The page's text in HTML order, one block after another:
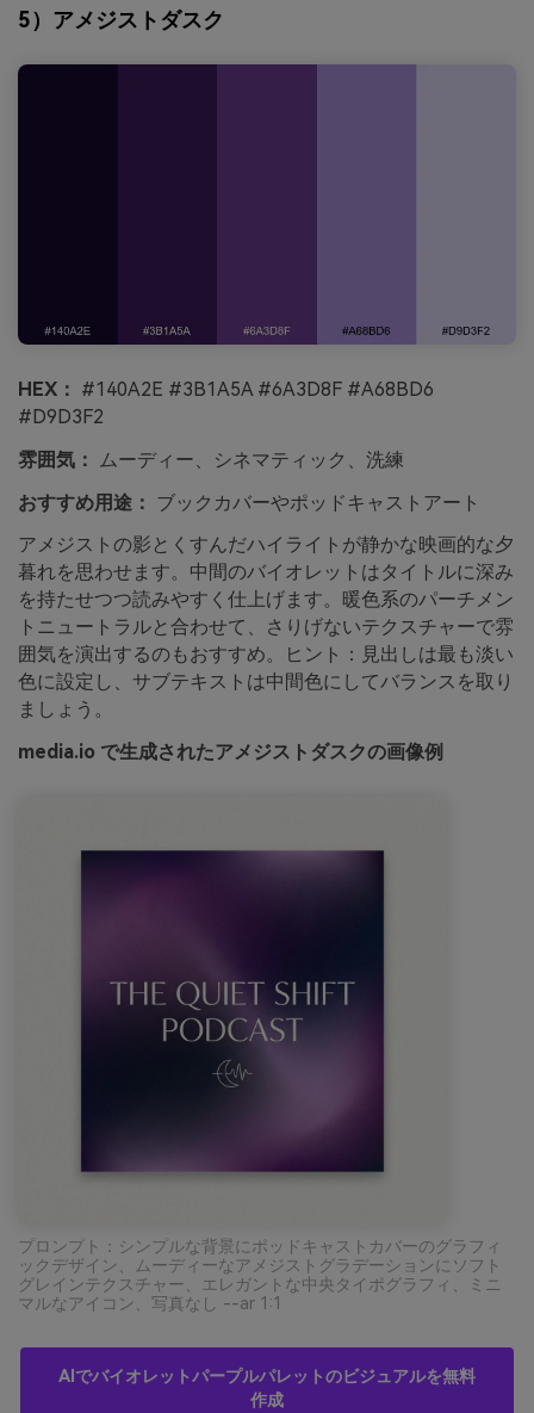
5）アメジストダスク
HEX： #140A2E #3B1A5A #6A3D8F #A68BD6
#D9D3F2
雰囲気：
ムーディー、シネマティック、洗練
おすすめ用途： ブックカバーやポッドキャストアート
アメジストの影とくすんだハイライトが静かな映画的な夕
暮れを思わせます。中間のバイオレットはタイトルに深み
を持たせつつ読みやすく仕上げます。暖色系のパーチメン
トニュートラルと合わせて、さりげないテクスチャーで雰
囲気を演出するのもおすすめ。ヒント：見出しは最も淡い
色に設定し、サブテキストは中間色にしてバランスを取り
ましょう。
media.io で生成されたアメジストダスクの画像例
プロンプト：シンプルな背景にポッドキャストカバーのグラフィ
ックデザイン、ムーディーなアメジストグラデーションにソフト
グレインテクスチャー、エレガントな中央タイポグラフィ、ミニ
マルなアイコン、写真なし --ar 1:1
AIでバイオレットパープルパレットのビジュアルを無料
作成